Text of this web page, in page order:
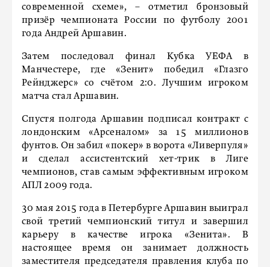
современной схеме», – отметил бронзовый
призёр чемпионата России по футболу 2001
года Андрей Аршавин.
Затем последовал финал Кубка УЕФА в
Манчестере, где «Зенит» победил «Глазго
Рейнджерс» со счётом 2:0. Лучшим игроком
матча стал Аршавин.
Спустя полгода Аршавин подписал контракт с
лондонским «Арсеналом» за 15 миллионов
фунтов. Он забил «покер» в ворота «Ливерпуля»
и сделал ассистентский хет-трик в Лиге
чемпионов, став самым эффективным игроком
АПЛ 2009 года.
30 мая 2015 года в Петербурге Аршавин выиграл
свой третий чемпионский титул и завершил
карьеру в качестве игрока «Зенита». В
настоящее время он занимает должность
заместителя председателя правления клуба по